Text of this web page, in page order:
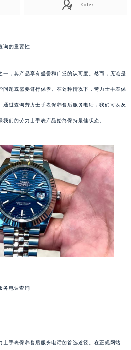
Rolex
询的重要性
一，其产品享有盛誉和广泛的认可度。然而，无论是
问题或需要进行保养。在这种情况下，劳力士手表保
通过查询劳力士手表保养售后服务电话，我们可以及
们的劳力士手表产品始终保持最佳状态。
务电话查询
士手表保养售后服务电话的首选途径。在正规网站